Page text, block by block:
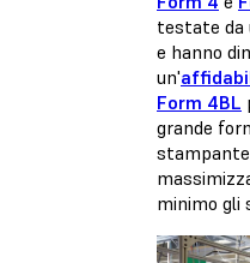
testate da
e hanno
un'
Form 4BL
grande
minimo gli